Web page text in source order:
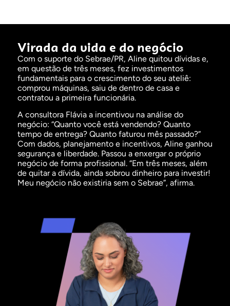
Virada da vida e do negócio
Com o suporte do Sebrae/PR, Aline quitou dívidas e,
em questão de três meses, fez investimentos
fundamentais para o crescimento do seu ateliê:
comprou máquinas, saiu de dentro de casa e
contratou a primeira funcionária.
A consultora Flávia a incentivou na análise do
negócio: “Quanto você está vendendo? Quanto
tempo de entrega? Quanto faturou mês passado?”
Com dados, planejamento e incentivos, Aline ganhou
segurança e liberdade. Passou a enxergar o próprio
negócio de forma profissional. “Em três meses, além
de quitar a dívida, ainda sobrou dinheiro para investir!
Meu negócio não existiria sem o Sebrae”, afirma.